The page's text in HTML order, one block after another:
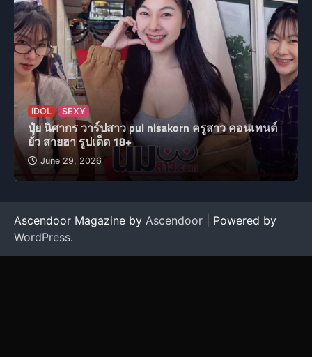
IDOL SEXY
ปุ๋ย นิศากร วาร์ปสาว pui nisakorn ครูสาว คอนเทนต์
ยั่ว สายฮา รูปเด็ด 18+
June 29, 2026
Ascendoor Magazine by Ascendoor | Powered by
WordPress.